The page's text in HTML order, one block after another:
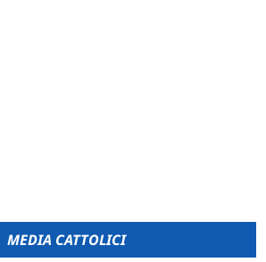
MEDIA CATTOLICI